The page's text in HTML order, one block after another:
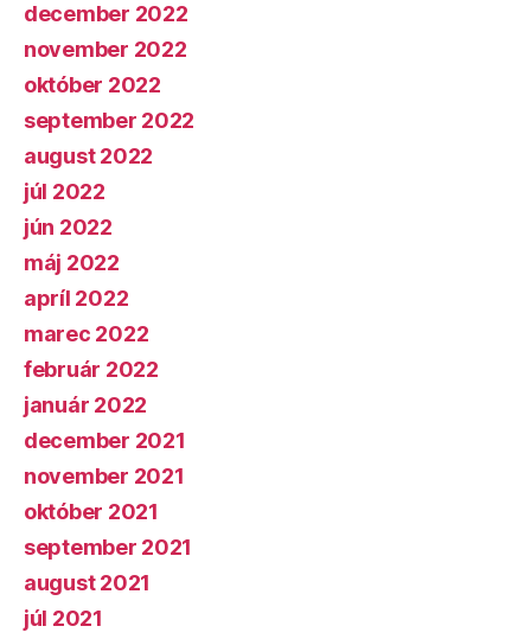
december 2022
november 2022
október 2022
september 2022
august 2022
júl 2022
jún 2022
máj 2022
apríl 2022
marec 2022
február 2022
január 2022
december 2021
november 2021
október 2021
september 2021
august 2021
júl 2021